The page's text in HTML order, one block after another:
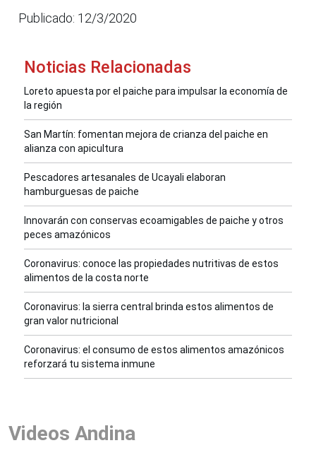
Publicado: 12/3/2020
Noticias Relacionadas
Loreto apuesta por el paiche para impulsar la economía de
la región
San Martín: fomentan mejora de crianza del paiche en
alianza con apicultura
Pescadores artesanales de Ucayali elaboran
hamburguesas de paiche
Innovarán con conservas ecoamigables de paiche y otros
peces amazónicos
Coronavirus: conoce las propiedades nutritivas de estos
alimentos de la costa norte
Coronavirus: la sierra central brinda estos alimentos de
gran valor nutricional
Coronavirus: el consumo de estos alimentos amazónicos
reforzará tu sistema inmune
Videos Andina